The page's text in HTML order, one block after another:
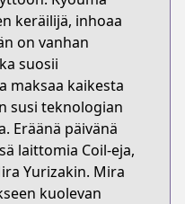
keräilijä, inhoaa
on vanhan
suosii
maksaa kaikesta
susi teknologian
Eräänä päivänä
laittomia Coil-eja,
Yurizakin. Mira
kuolevan